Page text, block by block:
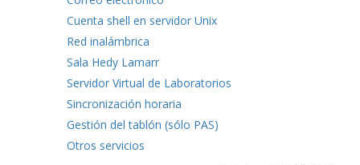
Cuenta shell en servidor Unix
Red inalámbrica
Sala Hedy Lamarr
Servidor Virtual de Laboratorios
Sincronización horaria
Gestión del tablón (sólo PAS)
Otros servicios